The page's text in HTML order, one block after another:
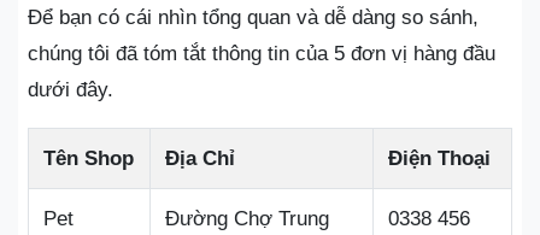
Để bạn có cái nhìn tổng quan và dễ dàng so sánh,
chúng tôi đã tóm tắt thông tin của 5 đơn vị hàng đầu
dưới đây.
Tên Shop Địa Chỉ Điện Thoại
Pet
Đường Chợ Trung
0338 456